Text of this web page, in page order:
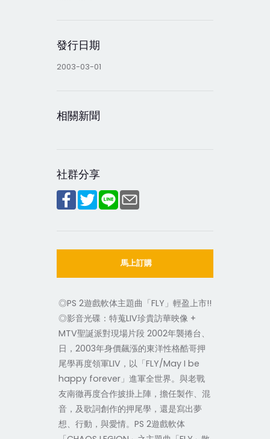
發行日期
2003-03-01
相關新聞
社群分享
馬上訂購
◎PS 2遊戲軟体主題曲「FLY」輕盈上市!!
◎影音光碟：特蒐LIV珍貴訪華映像 +
MTV聖誕派對現場片段 2002年襲捲台、
日，2003年身價飆漲的東洋性格酷哥押
尾學再度領軍LIV，以「FLY/May I be
happy forever」進軍全世界。與老戰
友南徹再度合作披掛上陣，擔任製作、混
音，及歌詞創作的押尾學，還是寫出夢
想、行動，與愛情。PS 2遊戲軟体